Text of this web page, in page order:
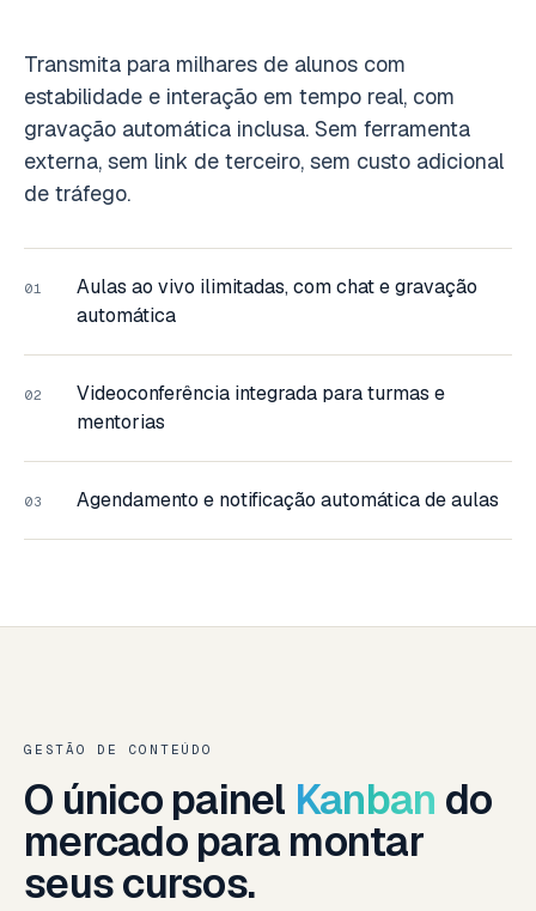
Transmita para milhares de alunos com
estabilidade e interação em tempo real, com
gravação automática inclusa. Sem ferramenta
externa, sem link de terceiro, sem custo adicional
de tráfego.
01
Aulas ao vivo ilimitadas, com chat e gravação
automática
02
Videoconferência integrada para turmas e
mentorias
03 Agendamento e notificação automática de aulas
GESTÃO DE CONTEÚDO
O único painel Kanban do
mercado para montar
seus cursos.